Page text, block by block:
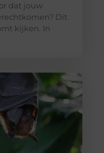
dat jouw
Dit
kijken. In